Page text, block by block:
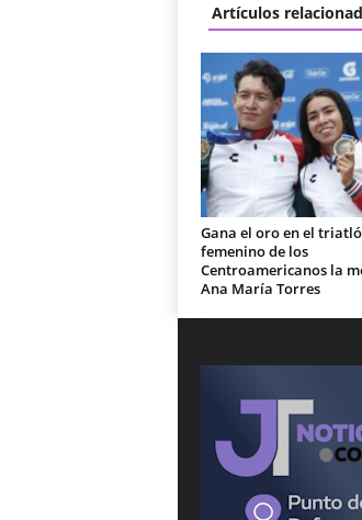
Artículos
Gana el oro en el
femenino de los
Centroamericanos la
Ana María Torres